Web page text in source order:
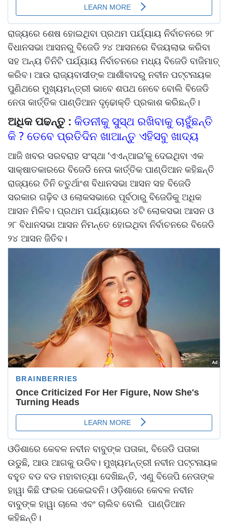
ରାଜ୍ୟରେ ଶେଷ ହୋଇଥିବା ପ୍ରଥମ ପର୍ଯ୍ୟାୟ ନିର୍ବାଚନରେ ୨୮
ବିଧାନସଭା ଆସନରୁ ବିଜେଡି ୨୪ ଆସନରେ ବିଜୟଲାଭ କରିବା
ସହ ଅନ୍ୟ ତିନିଟି ପର୍ଯ୍ୟାୟ ନିର୍ବାଚନରେ ମଧ୍ୟ ବିଜେଡି ବାଜିମାତ୍‌
କରିବ। ଆଉ ରାଜ୍ୟବାସୀଙ୍କ ଆର୍ଶୀବାଦରୁ ନବୀନ ପଟ୍ଟନାୟକ
ପୁଣିଥରେ ମୁଖ୍ୟମନ୍ତ୍ରୀ ଭାବେ ଶପଥ ନେବେ ବୋଲି ବିଜେଡି
ନେତା କାର୍ତ୍ତିକ ପାଣ୍ଡିଆନ ଦୃଢେ଼ାକ୍ତି ପ୍ରକାଶ କରିଛନ୍ତି।
ଅଧିକ ପଢନ୍ତୁ : କିଡନୀକୁ ସୁସ୍ଥ ରଖିବାକୁ ଚାହୁଁଛନ୍ତି
କି ? ତେବେ ପ୍ରତିଦିନ ଖାଆନ୍ତୁ ଏହିସବୁ ଖାଦ୍ୟ
ଆଜି ଖବର ସରବରାହ ସଂସ୍ଥା ‘ଏଏନ୍‌ଆଇ’କୁ ଦେଇଥିବା ଏକ
ସାକ୍ଷାତକାରରେ ବିଜେଡି ନେତା କାର୍ତ୍ତିକ ପାଣ୍ଡିଆନ କହିଛନ୍ତି
ରାଜ୍ୟରେ ତିନି ଚତୁର୍ଥାଂଶ ବିଧାନସଭା ଆସନ ସହ ବିଜେଡି
ସରକାର ଗଢ଼ିବ ଓ ଲୋକସଭାରେ ପୂର୍ବଠାରୁ ବିଜେଡିକୁ ଅଧିକ
ଆସନ ମିଳିବ। ପ୍ରଥମ ପର୍ଯ୍ୟାୟରେ ୪ଟି ଲୋକସଭା ଆସନ ଓ
୨୮ ବିଧାନସଭା ଆସନ ନିମନ୍ତେ ହୋଇଥିବା ନିର୍ବାଚନରେ ବିଜେଡି
୨୪ ଆସନ ଜିତିବ।
ଓଡିଶାରେ କେବଳ ନବୀନ ବାବୁଙ୍କ ପତାକା, ବିଜେଡି ପତାକା
ଉଡୁଛି, ଆଉ ଆଗକୁ ଉଡିବ। ମୁଖ୍ୟମନ୍ତ୍ରୀ ନବୀନ ପଟ୍ଟନାୟକ
ବହୁତ ବଡ ବଡ ମହାବାତ୍ୟା ଦେଖିଛନ୍ତି, ଏଣୁ ବିଜେପି ନେତାଙ୍କ
ହାୱା କିଛି ଫରକ ପକେଇବନି। ଓଡ଼ିଶାରେ କେବଳ ନବୀନ
ବାବୁଙ୍କ ହାୱା ଚାଲେ ଏବଂ ଚାଲିବ ବୋଲି ପାଣ୍ଡିଆନ
କହିଛନ୍ତି।